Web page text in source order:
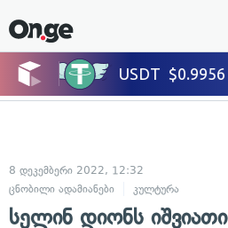
8 დეკემბერი 2022, 12:32
ცნობილი ადამიანები
კულტურა
სელინ დიონს იშვიათი